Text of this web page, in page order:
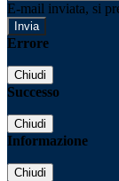
E-mail inviata, si
Errore
Chiudi
Successo
Chiudi
Informazione
Chiudi